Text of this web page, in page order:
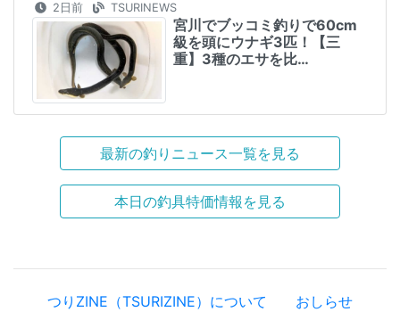
2日前 TSURINEWS
宮川でブッコミ釣りで60cm
級を頭にウナギ3匹！【三
重】3種のエサを比…
最新の釣りニュース一覧を見る
本日の釣具特価情報を見る
つりZINE（TSURIZINE）について おしらせ